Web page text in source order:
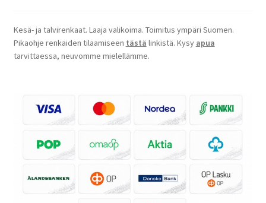
Kesä- ja talvirenkaat. Laaja valikoima. Toimitus ympäri Suomen.
Pikaohje renkaiden tilaamiseen tästä linkistä. Kysy apua
tarvittaessa, neuvomme mielellämme.